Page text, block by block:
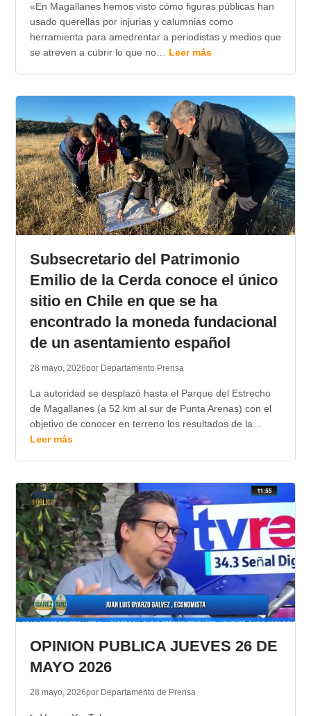
«En Magallanes hemos visto cómo figuras públicas han
usado querellas por injurias y calumnias como
herramienta para amedrentar a periodistas y medios que
se atreven a cubrir lo que no… Leer más
Subsecretario del Patrimonio
Emilio de la Cerda conoce el único
sitio en Chile en que se ha
encontrado la moneda fundacional
de un asentamiento español
28 mayo, 2026por Departamento Prensa
La autoridad se desplazó hasta el Parque del Estrecho
de Magallanes (a 52 km al sur de Punta Arenas) con el
objetivo de conocer en terreno los resultados de la…
Leer más
OPINION PUBLICA JUEVES 26 DE
MAYO 2026
28 mayo, 2026por Departamento de Prensa